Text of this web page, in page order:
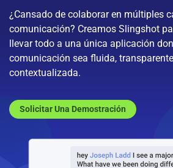
¿Cansado de colaborar en múltiples
comunicación? Creamos Slingshot
llevar todo a una única aplicación
comunicación sea fluida,
contextualizada.
Solicitar Una Demostración